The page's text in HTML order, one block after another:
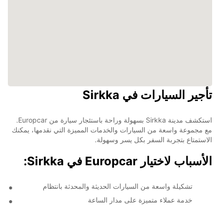
تأجير السيارات في Sirkka
استكشف مدينة Sirkka بسهولة وراحة باستئجار سيارة من Europcar.
مع مجموعة واسعة من السيارات والخدمات المميزة التي نقدمها، يمكنك
الاستمتاع بتجربة السفر بكل يسر وسهولة.
الأسباب لاختيار Europcar في Sirkka:
تشكيلة واسعة من السيارات الحديثة والمحدثة بانتظام
خدمة عملاء متميزة على مدار الساعة